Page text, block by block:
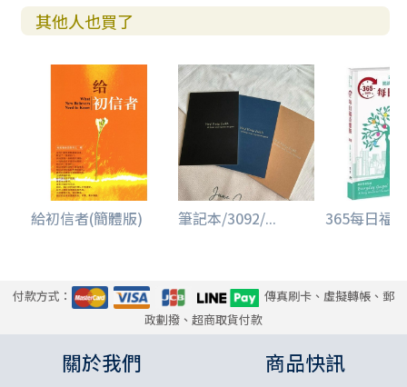
回到那種會支持南方分離主義與南非種族隔離的正統基督
教？基督教對於我開始變得很不實際，即使當時的我還無法
當時我並不知道，這種屬靈的「不實際」來自於阻擋我道路
的三種障礙。在我的大學生涯中，這三種障礙不斷困擾著
我，自此，信仰開始對我變得重要而關乎生命。第一種障礙
是一種心智障礙，我被一堆關於基督教的難題所困擾：一個
愛人的上帝怎能審判又懲罰？為何一定要信什麼？我開始閱
讀關於這些問題做正反兩方面觀點的書籍和論証，於是慢慢
地，但卻是確定地，基督教重新開始對我有了意義。這本書
第二種障礙是一種內裡與個人的障礙。作為孩童，信仰的合
理性可以只植基於別人的權威之上；但當我們成年後，就同
時需要個人的、第一手的經驗。雖然當時我已經會「說」禱
告很多年了，雖然我也偶爾在看到大山大海時，激起靈感
其他人也買了
給初信者(簡體版) 筆記本/3092/... 365每日福
付款方式：
傳真刷卡、虛擬轉帳、郵
政劃撥、超商取貨付款
關於我們 商品快訊